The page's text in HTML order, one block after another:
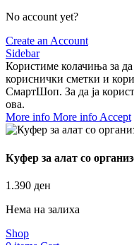
No account yet?
Create an Account
Sidebar
Користиме колачиња за
кориснички сметки и
СмартШоп. За да ја
ова.
More info More infoAccept
Куфер за алат со
1.390 ден
Нема на залиха
Shop